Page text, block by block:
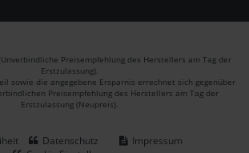
Preisempfehlung des Herstellers am Tag der
Erstzulassung).
sowie die angegebene Ersparnis errechnet sich gegenüber
Preisempfehlung des Herstellers am Tag der
Erstzulassung (Neupreis).
Datenschutz
Impressum